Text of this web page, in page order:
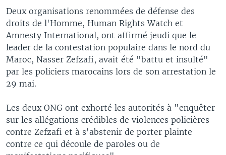
Deux organisations renommées de défense des
droits de l'Homme, Human Rights Watch et
Amnesty International, ont affirmé jeudi que le
leader de la contestation populaire dans le nord du
Maroc, Nasser Zefzafi, avait été "battu et insulté"
par les policiers marocains lors de son arrestation le
29 mai.
Les deux ONG ont exhorté les autorités à "enquêter
sur les allégations crédibles de violences policières
contre Zefzafi et à s'abstenir de porter plainte
contre ce qui découle de paroles ou de